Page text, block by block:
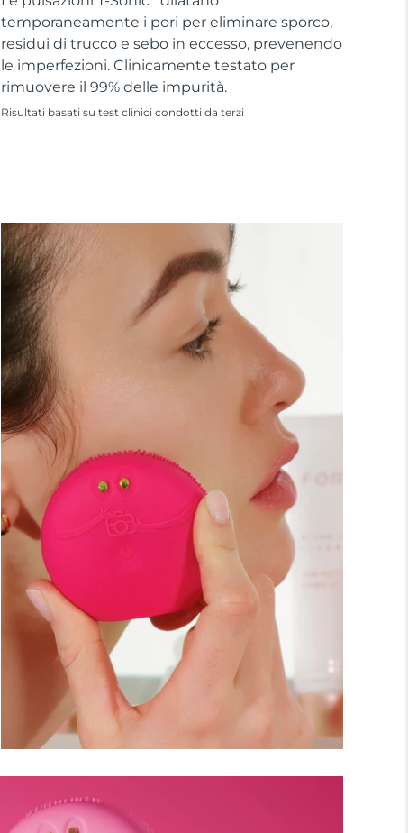
temporaneamente i pori per eliminare sporco,
residui di trucco e sebo in eccesso, prevenendo
le imperfezioni. Clinicamente testato per
rimuovere il 99% delle impurità.
Risultati basati su test clinici condotti da terzi